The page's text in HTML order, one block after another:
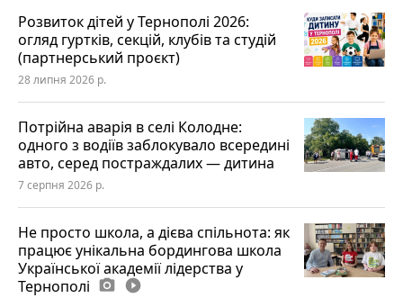
Розвиток дітей у Тернополі 2026:
огляд гуртків, секцій, клубів та студій
(партнерський проєкт)
28 липня 2026 р.
Потрійна аварія в селі Колодне:
одного з водіїв заблокувало всередині
авто, серед постраждалих — дитина
7 серпня 2026 р.
Не просто школа, а дієва спільнота: як
працює унікальна бордингова школа
Української академії лідерства у
Тернополі photo_camera play_circle_filled